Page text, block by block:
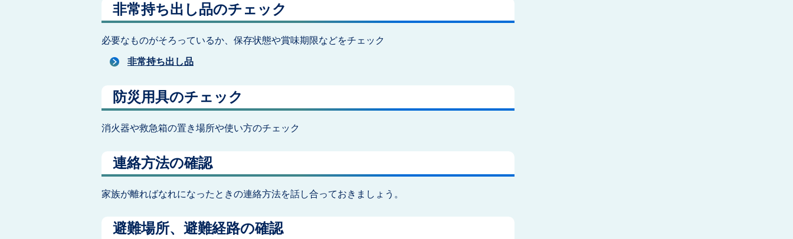
非常持ち出し品のチェック
必要なものがそろっているか、保存状態や賞味期限などをチェック
非常持ち出し品
防災用具のチェック
消火器や救急箱の置き場所や使い方のチェック
連絡方法の確認
家族が離ればなれになったときの連絡方法を話し合っておきましょう。
避難場所、避難経路の確認